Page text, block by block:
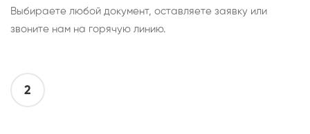
Выбираете любой документ, оставляете заявку или
звоните нам на горячую линию.
2